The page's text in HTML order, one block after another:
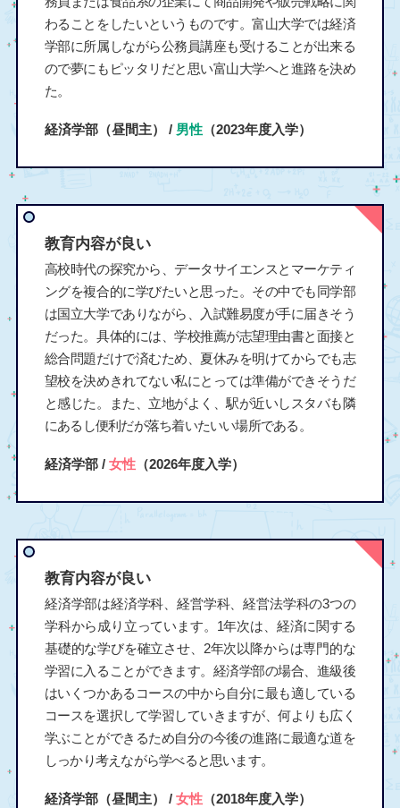
わることをしたいというものです。富山大学では経済
学部に所属しながら公務員講座も受けることが出来る
ので夢にもピッタリだと思い富山大学へと進路を決め
た。
経済学部（昼間主） / 男性（2023年度入学）
教育内容が良い
高校時代の探究から、データサイエンスとマーケティ
ングを複合的に学びたいと思った。その中でも同学部
は国立大学でありながら、入試難易度が手に届きそう
だった。具体的には、学校推薦が志望理由書と面接と
総合問題だけで済むため、夏休みを明けてからでも志
望校を決めきれてない私にとっては準備ができそうだ
と感じた。また、立地がよく、駅が近いしスタバも隣
にあるし便利だが落ち着いたいい場所である。
経済学部 / 女性（2026年度入学）
教育内容が良い
経済学部は経済学科、経営学科、経営法学科の3つの
学科から成り立っています。1年次は、経済に関する
基礎的な学びを確立させ、2年次以降からは専門的な
学習に入ることができます。経済学部の場合、進級後
はいくつかあるコースの中から自分に最も適している
コースを選択して学習していきますが、何よりも広く
学ぶことができるため自分の今後の進路に最適な道を
しっかり考えながら学べると思います。
経済学部（昼間主） / 女性（2018年度入学）